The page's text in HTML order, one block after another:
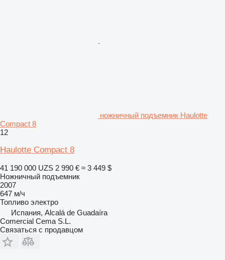
ножничный подъемник Haulotte
Compact 8
12
Haulotte Compact 8
41 190 000 UZS 2 990 € ≈ 3 449 $
Ножничный подъемник
2007
647 м/ч
Топливо электро
Испания, Alcalá de Guadaíra
Comercial Cema S.L.
Связаться с продавцом